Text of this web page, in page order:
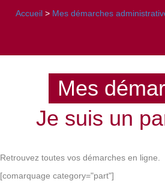
Accueil > Mes démarches
Mes
Je suis un
Retrouvez toutes vos démarches en ligne.
[comarquage category="part"]